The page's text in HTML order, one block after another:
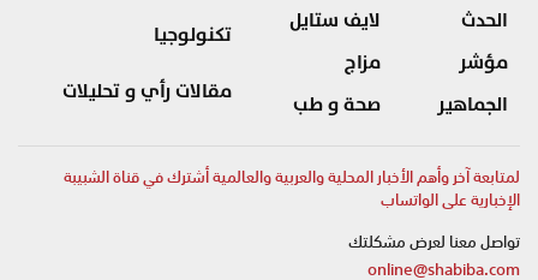
الحدث
مؤشر
الجماهير
لايف ستايل
مزاج
صحة و طب
تكنولوجيا
مقالات رأي و تحليلات
لمتابعة آخر وأهم الأخبار المحلية والعربية والعالمية أشترك في قناة الشبيبة
الإخبارية على الواتساب
تواصل معنا لعرض مشكلتك
online@shabiba.com